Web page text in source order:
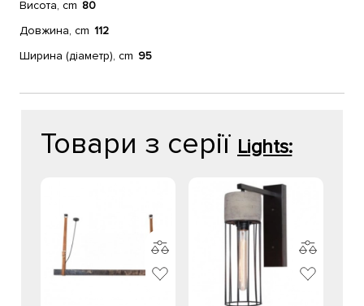
Висота, cm 80
Довжина, cm 112
Ширина (діаметр), cm 95
Товари з серії Lights: